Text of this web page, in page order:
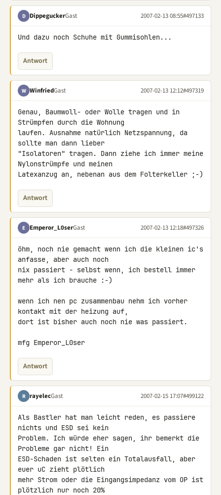
D DippeguckerGast 2007-02-13 08:55#497133
Antwort
W WinfriedGast 2007-02-13 12:12#497319
Genau, Baumwoll- oder Wolle tragen und in
Strümpfen durch die Wohnung
laufen. Ausnahme natürlich Netzspannung, da
sollte man dann lieber
"Isolatoren" tragen. Dann ziehe ich immer meine
Nylonstrümpfe und meinen
Latexanzug an, nebenan aus dem Folterkeller ;-)
Antwort
E Emperor_L0serGast 2007-02-13 12:18#497326
öhm, noch nie gemacht wenn ich die kleinen ic's
anfasse, aber auch noch
nix passiert - selbst wenn, ich bestell immer
mehr als ich brauche :-)
wenn ich nen pc zusammenbau nehm ich vorher
kontakt mit der heizung auf,
dort ist bisher auch noch nie was passiert.
mfg Emperor_L0ser
Antwort
R rayelecGast 2007-02-15 17:07#499122
Als Bastler hat man leicht reden, es passiere
nichts und ESD sei kein
Problem. Ich würde eher sagen, ihr bemerkt die
Probleme gar nicht! Ein
ESD-Schaden ist selten ein Totalausfall, aber
euer uC zieht plötlich
mehr Strom oder die Eingangsimpedanz vom OP ist
plötzlich nur noch 20%